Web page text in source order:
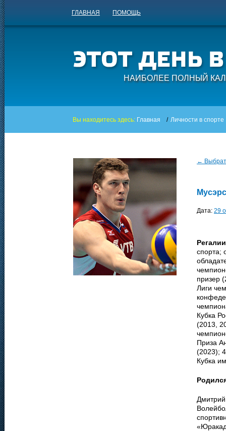
ГЛАВНАЯ ПОМОЩЬ
НАИБОЛЕЕ ПОЛНЫЙ
Вы находитесь здесь: Главная / Личности в спорте
←
Дата: 29
спорта;
призер
Лиги
Кубка
(2013,
Приза
(2023);
Кубка